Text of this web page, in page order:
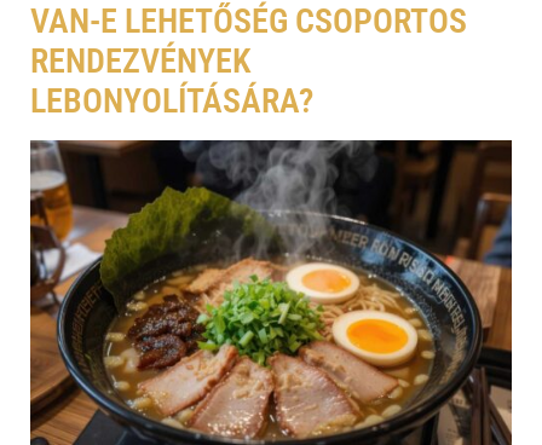
VAN-E LEHETŐSÉG CSOPORTOS
RENDEZVÉNYEK
LEBONYOLÍTÁSÁRA?